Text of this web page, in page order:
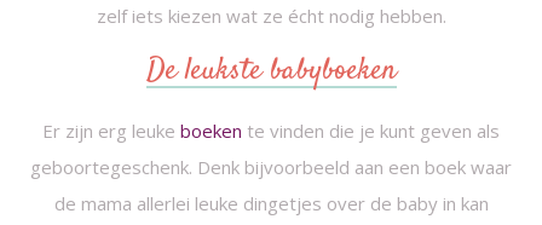
zelf iets kiezen wat ze écht nodig hebben.
De leukste babyboeken
Er zijn erg leuke boeken te vinden die je kunt geven als
geboortegeschenk. Denk bijvoorbeeld aan een boek waar
de mama allerlei leuke dingetjes over de baby in kan